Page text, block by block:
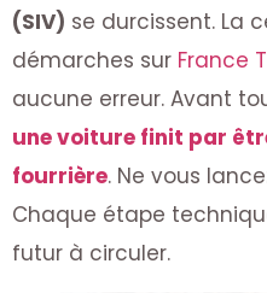
(SIV) se durcissent. La
démarches sur France
aucune erreur. Avant
une voiture finit par
fourrière. Ne vous
Chaque étape
futur à circuler.